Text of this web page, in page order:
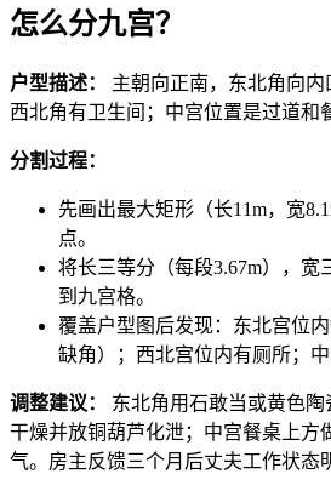
怎么分九宫？
户型描述：
主朝向正南，东北角向内
西北角有卫生间；中宫位置是过道和
分割过程：
先画出最大矩形（长11m，宽
点。
将长三等分（每段3.67m），宽
到九宫格。
覆盖户型图后发现：东北宫位
缺角）；西北宫位内有厕所；中
调整建议：
东北角用石敢当或黄色
干燥并放铜葫芦化泄；中宫餐桌上方
气。房主反馈三个月后丈夫工作状态